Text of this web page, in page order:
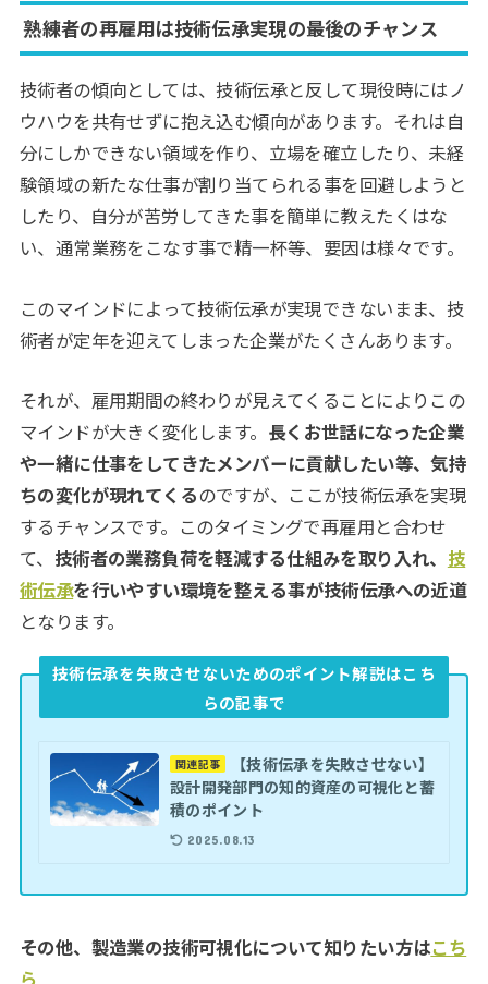
熟練者の再雇用は技術伝承実現の最後のチャンス
技術者の傾向としては、技術伝承と反して現役時にはノ
ウハウを共有せずに抱え込む傾向があります。それは自
分にしかできない領域を作り、立場を確立したり、未経
験領域の新たな仕事が割り当てられる事を回避しようと
したり、自分が苦労してきた事を簡単に教えたくはな
い、通常業務をこなす事で精一杯等、要因は様々です。
このマインドによって技術伝承が実現できないまま、技
術者が定年を迎えてしまった企業がたくさんあります。
それが、雇用期間の終わりが見えてくることによりこの
マインドが大きく変化します。 長くお世話になった企業
や一緒に仕事をしてきたメンバーに貢献したい等、気持
ちの変化が現れてくるのですが、ここが技術伝承を実現
するチャンスです。このタイミングで再雇用と合わせ
て、 技術者の業務負荷を軽減する仕組みを取り入れ、 技
術伝承を行いやすい環境を整える事が技術伝承への近道
となります。
技術伝承を失敗させないためのポイント解説はこち
らの記事で
関連記事
【技術伝承を失敗させない】
設計開発部門の知的資産の可視化と蓄
積のポイント
2025.08.13
その他、製造業の技術可視化について知りたい方はこち